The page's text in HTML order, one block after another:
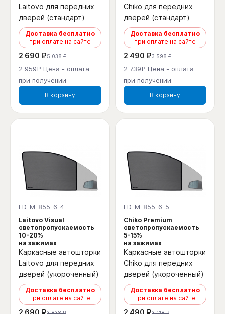
Laitovo для передних
дверей (стандарт)
Доставка бесплатно
при оплате на сайте
2 690 ₽5 038 ₽
2 959₽ Цена - оплата
при получении
В корзину
Chiko для передних
дверей (стандарт)
Доставка бесплатно
при оплате на сайте
2 490 ₽3 598 ₽
2 739₽ Цена - оплата
при получении
В корзину
FD-M-855-6-4
Laitovo Visual
светопропускаемость
10-20%
на зажимах
Каркасные автошторки
Laitovo для передних
дверей (укороченный)
Доставка бесплатно
при оплате на сайте
FD-M-855-6-5
Chiko Premium
светопропускаемость
5-15%
на зажимах
Каркасные автошторки
Chiko для передних
дверей (укороченный)
Доставка бесплатно
при оплате на сайте